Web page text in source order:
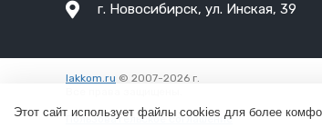
г. Новосибирск, ул. Инская, 39
lakkom.ru © 2007-2026 г.
Пользовательское соглашение
Этот сайт использует файлы cookies для более